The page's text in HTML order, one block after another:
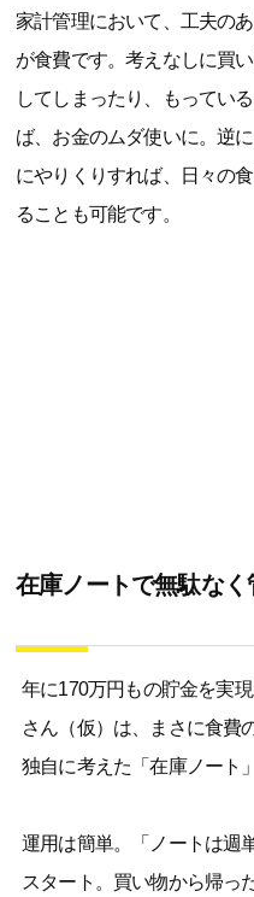
家計管理において、工夫の
が食費です。考えなしに買
してしまったり、もってい
ば、お金のムダ使いに。逆
にやりくりすれば、日々の
ることも可能です。
在庫ノートで無駄な
年に170万円もの貯金を実
さん（仮）は、まさに食費
独自に考えた「在庫ノート
運用は簡単。「ノートは週
スタート。買い物から帰っ